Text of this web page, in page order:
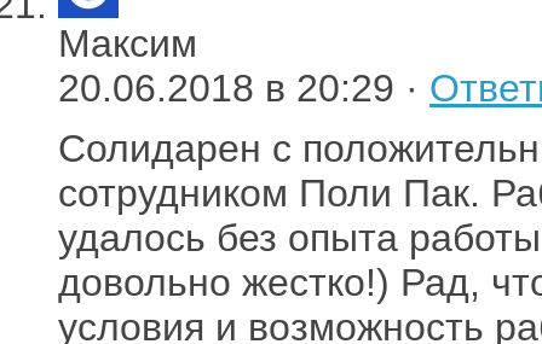
Максим
20.06.2018 в 20:29 ·
Солидарен с
сотрудником Поли Пак.
удалось без опыта
довольно жестко!) Рад,
условия и возможность